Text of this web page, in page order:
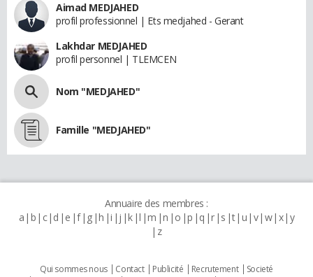
Aimad MEDJAHED
profil professionnel | Ets medjahed - Gerant
Lakhdar MEDJAHED
profil personnel | TLEMCEN
Nom "MEDJAHED"
Famille "MEDJAHED"
Annuaire des membres :
a b c d e f g h i j k l m n o p q r s t u v w x y
z
Qui sommes nous Contact Publicité Recrutement
Societé